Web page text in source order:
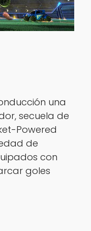
una
secuela de
Powered
de
con
goles